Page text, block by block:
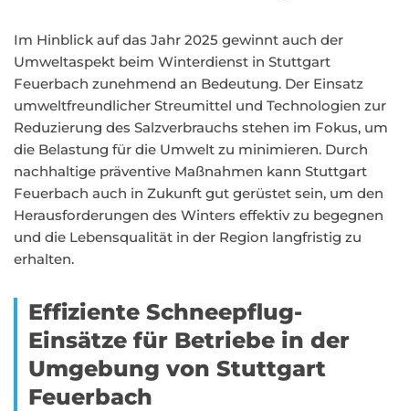
Im Hinblick auf das Jahr 2025 gewinnt auch der
Umweltaspekt beim Winterdienst in Stuttgart
Feuerbach zunehmend an Bedeutung. Der Einsatz
umweltfreundlicher Streumittel und Technologien zur
Reduzierung des Salzverbrauchs stehen im Fokus, um
die Belastung für die Umwelt zu minimieren. Durch
nachhaltige präventive Maßnahmen kann Stuttgart
Feuerbach auch in Zukunft gut gerüstet sein, um den
Herausforderungen des Winters effektiv zu begegnen
und die Lebensqualität in der Region langfristig zu
erhalten.
Effiziente Schneepflug-
Einsätze für Betriebe in der
Umgebung von Stuttgart
Feuerbach